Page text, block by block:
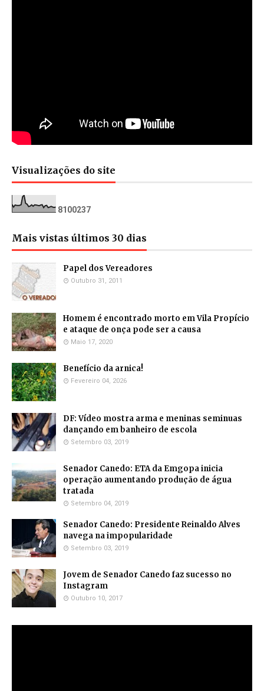
Visualizações do site
81 00237
Mais vistas últimos 30 dias
Papel dos Vereadores
Outubro 31, 2011
Homem é encontrado morto em Vila Propício
e ataque de onça pode ser a causa
Maio 17, 2020
Benefício da arnica!
Fevereiro 04, 2026
DF: Vídeo mostra arma e meninas seminuas
dançando em banheiro de escola
Setembro 03, 2019
Senador Canedo: ETA da Emgopa inicia
operação aumentando produção de água
tratada
Setembro 04, 2019
Senador Canedo: Presidente Reinaldo Alves
navega na impopularidade
Setembro 03, 2019
Jovem de Senador Canedo faz sucesso no
Instagram
Outubro 10, 2017